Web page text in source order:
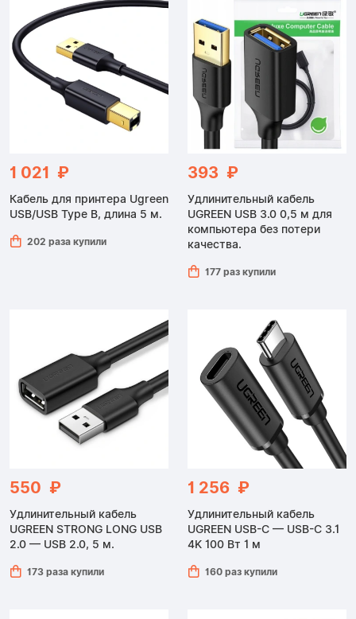
1 021 ₽
Кабель для принтера Ugreen
USB/USB Type B, длина 5 м.
202 раза купили
393 ₽
Удлинительный кабель
UGREEN USB 3.0 0,5 м для
компьютера без потери
качества.
177 раз купили
550 ₽
Удлинительный кабель
UGREEN STRONG LONG USB
2.0 — USB 2.0, 5 м.
173 раза купили
1 256 ₽
Удлинительный кабель
UGREEN USB-C — USB-C 3.1
4K 100 Вт 1 м
160 раз купили